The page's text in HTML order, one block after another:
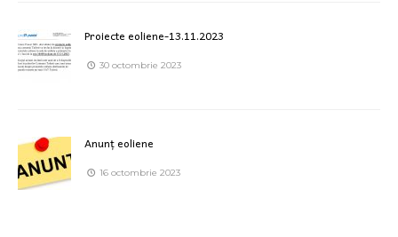
Proiecte eoliene-13.11.2023
30 octombrie 2023
Anunț eoliene
16 octombrie 2023